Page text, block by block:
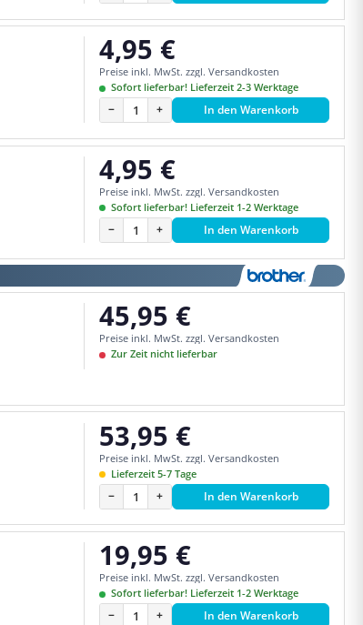
Regulärer Preis:
4,95 €
Preise inkl. MwSt. zzgl. Versandkosten
Sofort lieferbar! Lieferzeit 2-3 Werktage
− + In den Warenkorb
Regulärer Preis:
4,95 €
Preise inkl. MwSt. zzgl. Versandkosten
Sofort lieferbar! Lieferzeit 1-2 Werktage
− + In den Warenkorb
Regulärer Preis:
45,95 €
Preise inkl. MwSt. zzgl. Versandkosten
Zur Zeit nicht lieferbar
Regulärer Preis:
53,95 €
Preise inkl. MwSt. zzgl. Versandkosten
Lieferzeit 5-7 Tage
− + In den Warenkorb
Regulärer Preis:
19,95 €
Preise inkl. MwSt. zzgl. Versandkosten
Sofort lieferbar! Lieferzeit 1-2 Werktage
− + In den Warenkorb